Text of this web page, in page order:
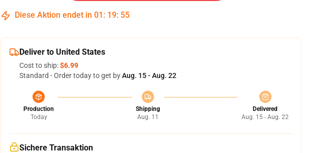
Diese Aktion endet in 01 : 19: 54
Deliver to United States
Cost to ship:$6.99
Standard - Order today to get byAug. 15 - Aug. 22
Production
Today
Shipping
Aug. 11
Delivered
Aug. 15 - Aug. 22
Sichere Transaktion